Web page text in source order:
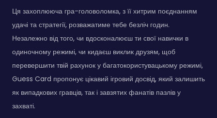
Ця захоплююча гра-головоломка, з її хитрим поєднанням
удачі та стратегії, розважатиме тебе безліч годин.
Незалежно від того, чи вдосконалюєш ти свої навички в
одиночному режимі, чи кидаєш виклик друзям, щоб
перевершити твій рахунок у багатокористувацькому режимі,
Guess Card пропонує цікавий ігровий досвід, який залишить
як випадкових гравців, так і завзятих фанатів пазлів у
захваті.